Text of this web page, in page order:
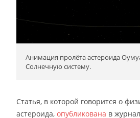
Анимация пролёта астероида
Солнечную систему.
Статья, в которой говорится о
астероида, опубликована в